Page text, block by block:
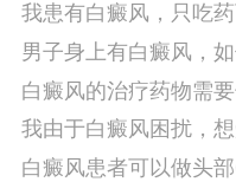
我患有白癜风，只吃
男子身上有白癜风，
白癜风的治疗药物需
我由于白癜风困扰，
好
白癜风患者可以做头